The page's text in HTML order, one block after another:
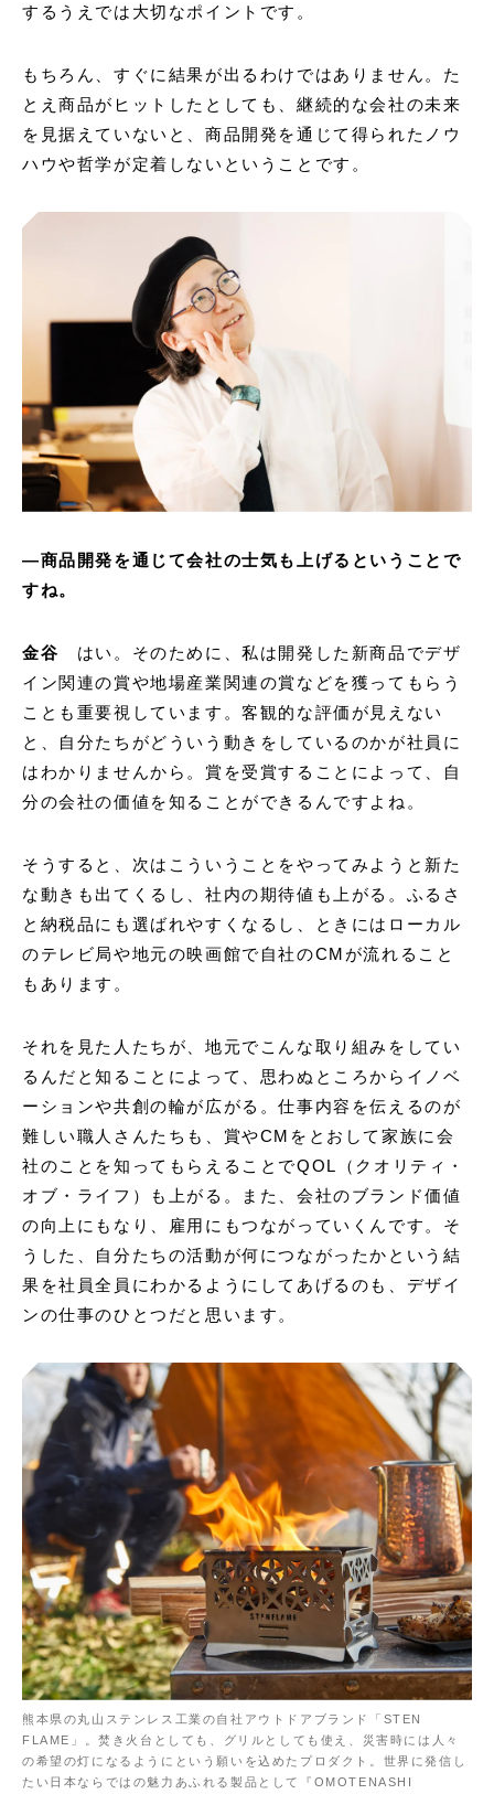
するうえでは大切なポイントです。
もちろん、すぐに結果が出るわけではありません。た
とえ商品がヒットしたとしても、継続的な会社の未来
を見据えていないと、商品開発を通じて得られたノウ
ハウや哲学が定着しないということです。
―商品開発を通じて会社の士気も上げるということで
すね。
金谷
はい。そのために、私は開発した新商品でデザ
イン関連の賞や地場産業関連の賞などを獲ってもらう
ことも重要視しています。客観的な評価が見えない
と、自分たちがどういう動きをしているのかが社員に
はわかりませんから。賞を受賞することによって、自
分の会社の価値を知ることができるんですよね。
そうすると、次はこういうことをやってみようと新た
な動きも出てくるし、社内の期待値も上がる。ふるさ
と納税品にも選ばれやすくなるし、ときにはローカル
のテレビ局や地元の映画館で自社のCMが流れること
もあります。
それを見た人たちが、地元でこんな取り組みをしてい
るんだと知ることによって、思わぬところからイノベ
ーションや共創の輪が広がる。仕事内容を伝えるのが
難しい職人さんたちも、賞やCMをとおして家族に会
社のことを知ってもらえることでQOL（ クオリティ・
オブ・ライフ）も上がる。また、会社のブランド価値
の向上にもなり、雇用にもつながっていくんです。そ
うした、自分たちの活動が何につながったかという結
果を社員全員にわかるようにしてあげるのも、デザイ
ンの仕事のひとつだと思います。
熊本県の丸山ステンレス工業の自社アウトドアブランド「STEN
FLAME」。焚き火台としても、グリルとしても使え、災害時には人々
の希望の灯になるようにという願いを込めたプロダクト。世界に発信し
たい日本ならではの魅力あふれる製品として『OMOTENASHI